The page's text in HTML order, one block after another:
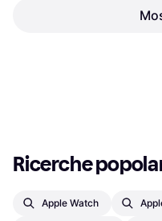
Garmin Venu 3 Black Case
Ricerche
Apple Watch